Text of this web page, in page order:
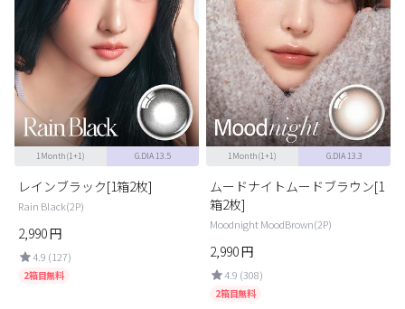
1Month(1+1) G.DIA 13.5
レインブラック[1箱2枚]
Rain Black(2P)
2,990円
4.9 (127)
2箱目無料
1Month(1+1) G.DIA 13.3
ムードナイトムードブラウン[1
箱2枚]
Moodnight MoodBrown(2P)
2,990円
4.9 (308)
2箱目無料